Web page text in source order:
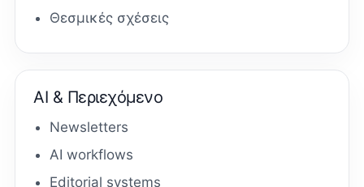
Θεσμικές σχέσεις
AI & Περιεχόμενο
Newsletters
AI workflows
Editorial systems